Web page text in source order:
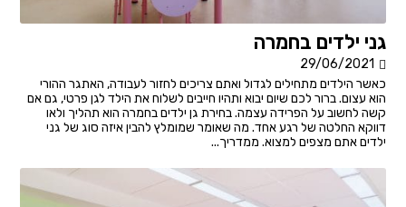
גני ילדים בחמרה
29/06/2021
כאשר הילדים מתחילים לגדול ואתם צריכים לחזור לעבודה, האתגר ההורי
הוא עצום. ברור לכם שיום יבוא ותהיו חייבים לשלוח את הילד לגן פרטי, גם אם
קשה לחשוב על הפרידה עצמה. בחירת גן ילדים בחמרה הוא תהליך ולאו
דווקא החלטה של רגע אחד. מה שאומר שמומלץ להבין איזה סוג של גני
ילדים אתם מצפים למצוא. ממדריך...